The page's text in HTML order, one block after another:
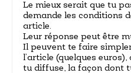
Le mieux serait que tu
demande les conditions
article.
Leur réponse peut être
Il peuvent te faire
l’article (quelques
tu diffuse, la façon dont